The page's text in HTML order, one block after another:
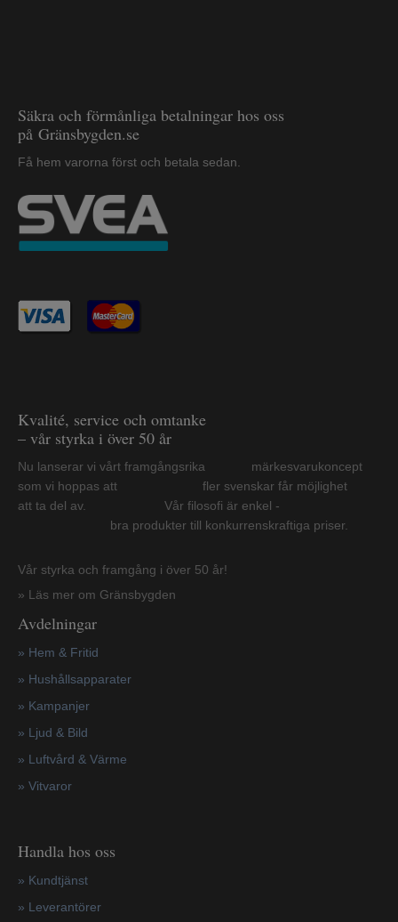
Säkra och förmånliga betalningar hos oss
på Gränsbygden.se
Få hem varorna först och betala sedan.
Kvalité, service och omtanke
– vår styrka i över 50 år
Nu lanserar vi vårt framgångsrika märkesvarukoncept
som vi hoppas att fler svenskar får möjlighet
att ta del av. Vår filosofi är enkel -
bra produkter till konkurrenskraftiga priser.
Vår styrka och framgång i över 50 år!
» Läs mer om Gränsbygden
Avdelningar
» Hem & Fritid
» Hushållsapparater
» Kampanjer
» Ljud & Bild
» Luftvård & Värme
» Vitvaror
Handla hos oss
» Kundtjänst
» Leverantörer